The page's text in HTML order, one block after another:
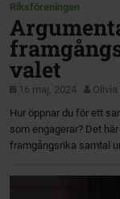
Riksföreningen
valet
16 maj, 2024
Olivia
Hur öppnar du för ett
som engagerar? Det
framgångsrika samtal